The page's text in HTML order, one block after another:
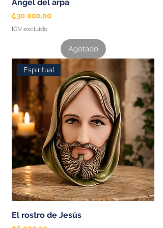
Ángel del arpa
Precio
₡30 000,00
IGV excluido
Agotado
Espiritual
El rostro de Jesús